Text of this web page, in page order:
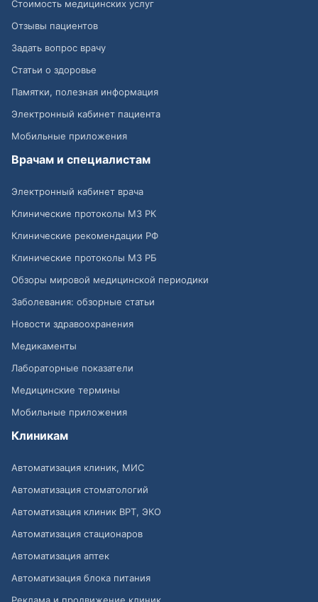
Стоимость медицинских услуг
Отзывы пациентов
Задать вопрос врачу
Статьи о здоровье
Памятки, полезная информация
Электронный кабинет пациента
Мобильные приложения
Врачам и специалистам
Электронный кабинет врача
Клинические протоколы МЗ РК
Клинические рекомендации РФ
Клинические протоколы МЗ РБ
Обзоры мировой медицинской периодики
Заболевания: обзорные статьи
Новости здравоохранения
Медикаменты
Лабораторные показатели
Медицинские термины
Мобильные приложения
Клиникам
Автоматизация клиник, МИС
Автоматизация стоматологий
Автоматизация клиник ВРТ, ЭКО
Автоматизация стационаров
Автоматизация аптек
Автоматизация блока питания